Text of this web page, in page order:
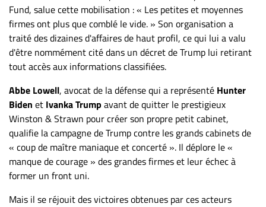
Fund, salue cette mobilisation : « Les petites et moyennes
firmes ont plus que comblé le vide. » Son organisation a
traité des dizaines d'affaires de haut profil, ce qui lui a valu
d'être nommément cité dans un décret de Trump lui retirant
tout accès aux informations classifiées.
Abbe Lowell, avocat de la défense qui a représenté Hunter
Biden et Ivanka Trump avant de quitter le prestigieux
Winston & Strawn pour créer son propre petit cabinet,
qualifie la campagne de Trump contre les grands cabinets de
« coup de maître maniaque et concerté ». Il déplore le «
manque de courage » des grandes firmes et leur échec à
former un front uni.
Mais il se réjouit des victoires obtenues par ces acteurs